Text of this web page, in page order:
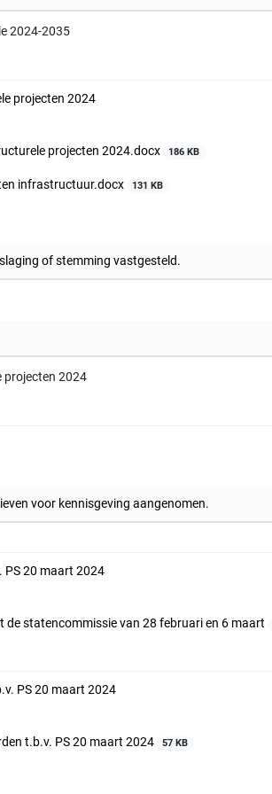
2024-2035
projecten 2024
projecten 2024.docx
186 KB
infrastructuur.docx 131 KB
of stemming vastgesteld.
projecten 2024
voor kennisgeving aangenomen.
PS 20 maart 2024
de statencommissie van 28 februari en 6 maart
PS 20 maart 2024
t.b.v. PS 20 maart 2024
57 KB